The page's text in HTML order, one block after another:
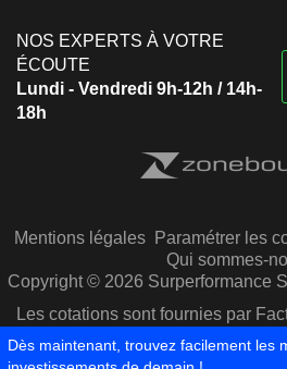
NOS EXPERTS À VOTRE
ÉCOUTE
Lundi - Vendredi 9h-12h / 14h-
18h
Mentions légales Paramétrer les
Qui sommes-
Copyright © 2026 Surperformance
Les cotations sont fournies par
Capital IQ
Dès maintenant, trouvez facilement les